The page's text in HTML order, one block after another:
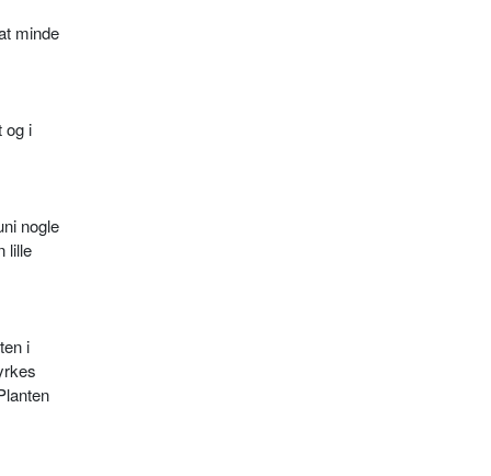
minde
og i
nogle
lille
i